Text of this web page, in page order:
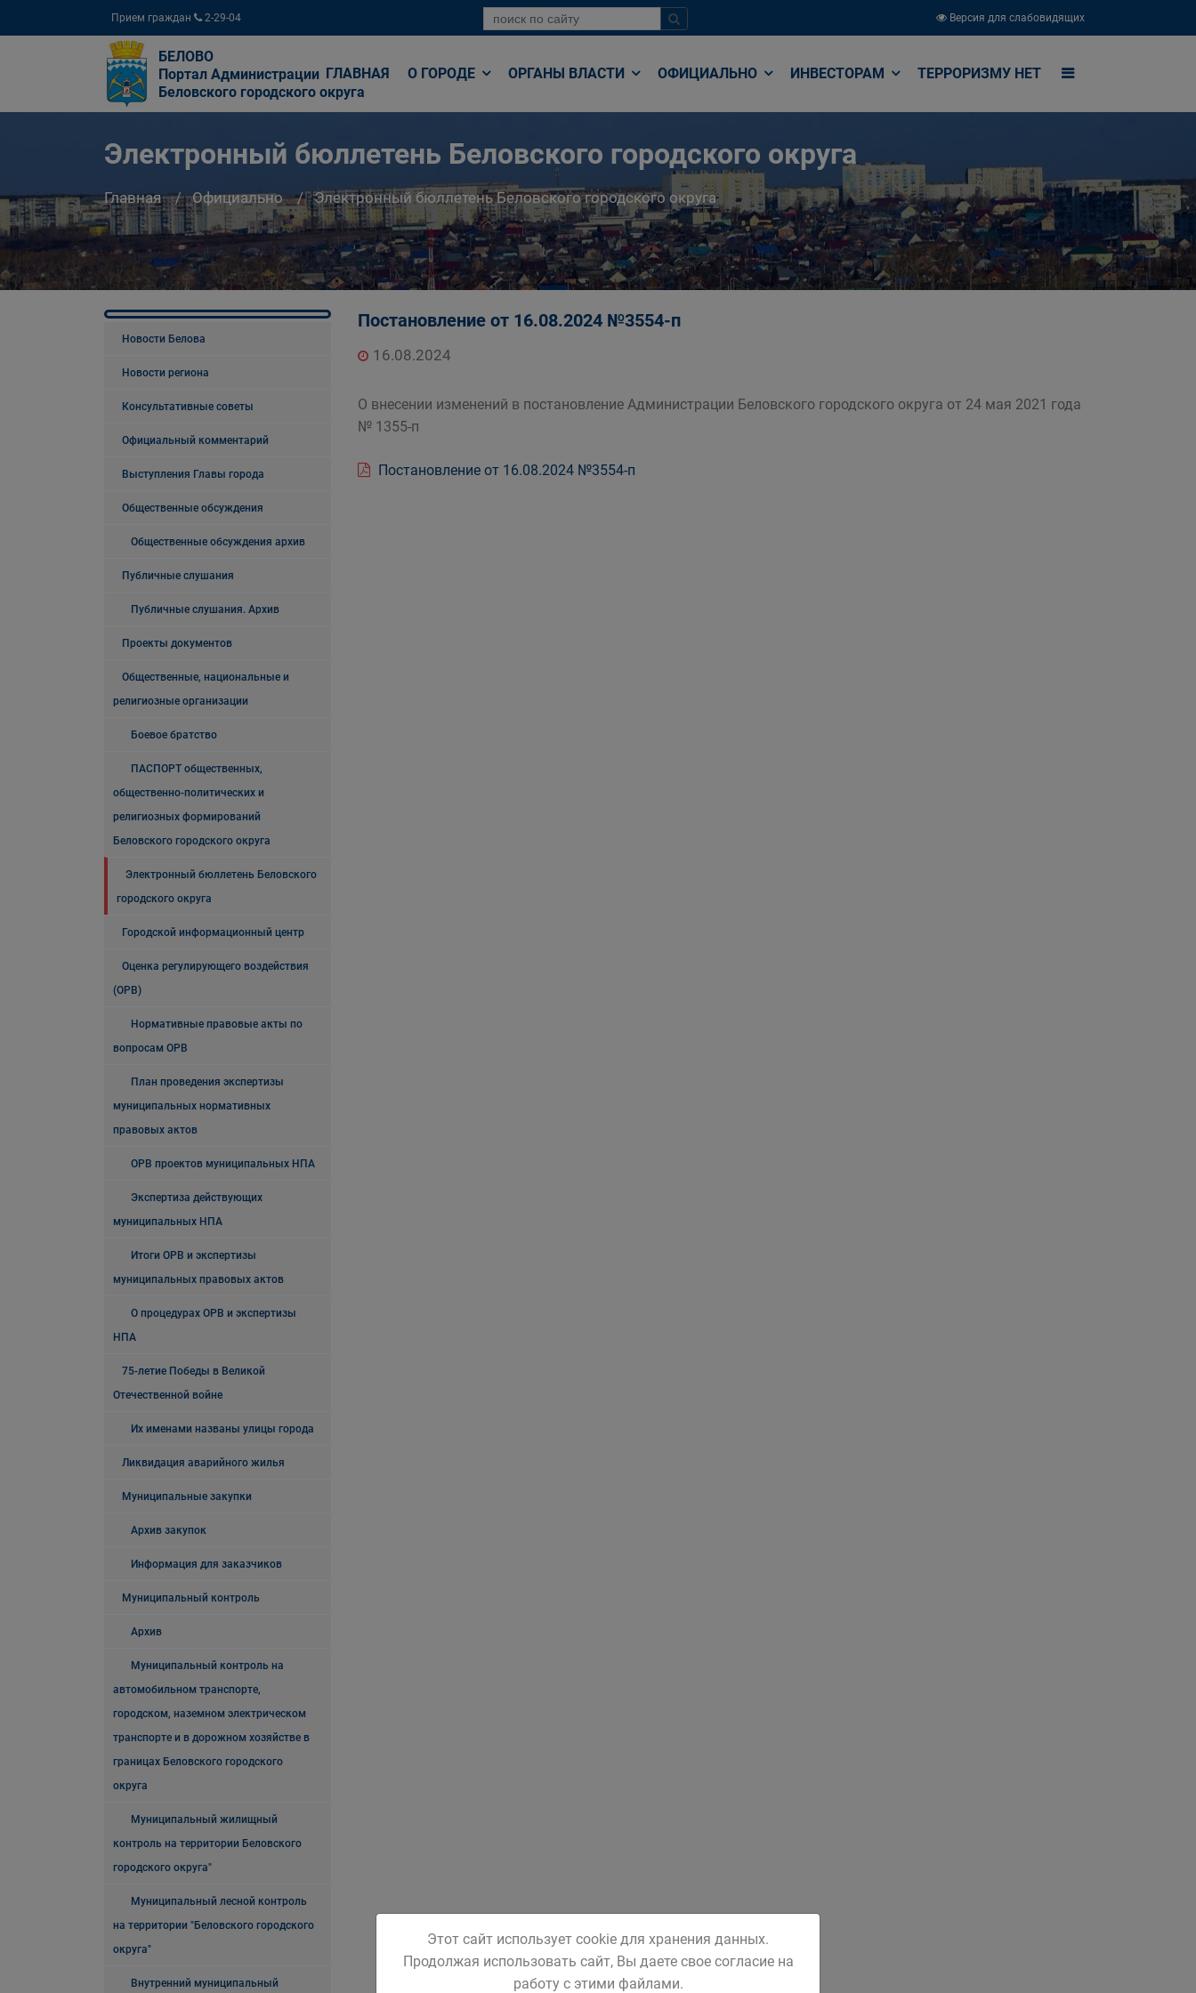
Прием граждан 2-29-04 Версия для слабовидящих
БЕЛОВО
Портал Администрации
Беловского городского округа
ГЛАВНАЯ О ГОРОДЕ ОРГАНЫ ВЛАСТИ ОФИЦИАЛЬНО ИНВЕСТОРАМ ТЕРРОРИЗМУ НЕТ
Электронный бюллетень Беловского городского округа
Главная Официально Электронный бюллетень Беловского городского округа
Новости Белова
Новости региона
Консультативные советы
Официальный комментарий
Выступления Главы города
Общественные обсуждения
Общественные обсуждения архив
Публичные слушания
Публичные слушания. Архив
Проекты документов
Общественные, национальные и
религиозные организации
Боевое братство
ПАСПОРТ общественных,
общественно-политических и
религиозных формирований
Беловского городского округа
Электронный бюллетень Беловского
городского округа
Городской информационный центр
Оценка регулирующего воздействия
(ОРВ)
Нормативные правовые акты по
вопросам ОРВ
План проведения экспертизы
муниципальных нормативных
правовых актов
ОРВ проектов муниципальных НПА
Экспертиза действующих
муниципальных НПА
Итоги ОРВ и экспертизы
муниципальных правовых актов
О процедурах ОРВ и экспертизы
НПА
75-летие Победы в Великой
Отечественной войне
Их именами названы улицы города
Ликвидация аварийного жилья
Муниципальные закупки
Архив закупок
Информация для заказчиков
Муниципальный контроль
Архив
Муниципальный контроль на
автомобильном транспорте,
городском, наземном электрическом
транспорте и в дорожном хозяйстве в
границах Беловского городского
округа
Муниципальный жилищный
контроль на территории Беловского
городского округа"
Муниципальный лесной контроль
на территории "Беловского городского
округа"
Внутренний муниципальный
Постановление от 16.08.2024 №3554-п
16.08.2024
О внесении изменений в постановление Администрации Беловского городского округа от 24 мая 2021 года
№ 1355-п
Постановление от 16.08.2024 №3554-п
Этот сайт использует cookie для хранения данных.
Продолжая использовать сайт, Вы даете свое согласие на
работу с этими файлами.